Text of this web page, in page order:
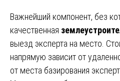
Важнейший компонент, без
качественная
выезд эксперта на место.
напрямую зависит от
от места базирования